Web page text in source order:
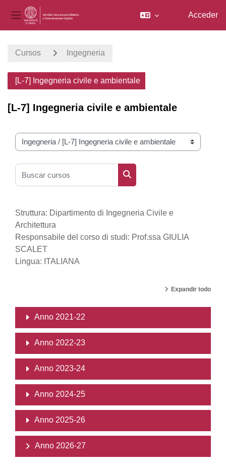
Panel lateral
Acceder
Cursos Ingegneria
[L-7] Ingegneria civile e ambientale
[L-7] Ingegneria civile e ambientale
Categorías
Buscar cursos
Buscar cursos
Struttura: Dipartimento di Ingegneria Civile e
Architettura
Responsabile del corso di studi: Prof.ssa GIULIA
SCALET
Lingua: ITALIANA
Expandir todo
Anno 2021-22
Anno 2022-23
Anno 2023-24
Anno 2024-25
Anno 2025-26
Anno 2026-27